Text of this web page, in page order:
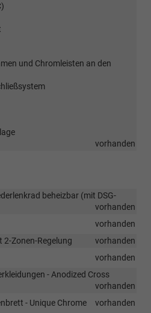
und Chromleisten an den
vorhanden
beheizbar (mit DSG-
vorhanden
vorhanden
Zonen-Regelung
vorhanden
vorhanden
- Anodized Cross
vorhanden
- Unique Chrome
vorhanden